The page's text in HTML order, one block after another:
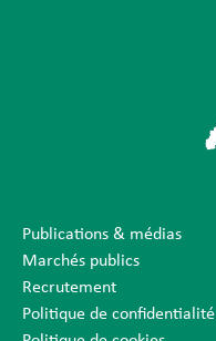
Publications & médias
Marchés publics
Recrutement
Politique de confidentialité